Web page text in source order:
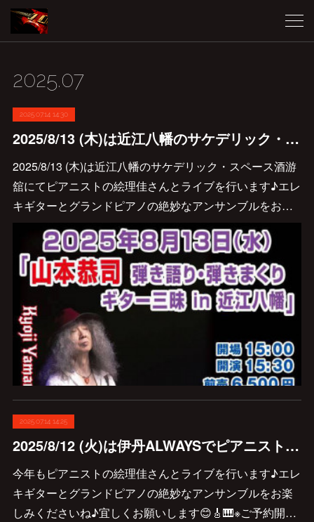
2025.07
2025.07.14 14:30
2025/8/13 (木)は近江八幡のサケデリック・スペース酒游舘にてピアニストの絵理佳さんとライブを行います♪
2025/8/13 (木)は近江八幡のサケデリック・スペース酒游
舘にてピアニストの絵理佳さんとライブを行います♪エレ
キギターとグランドピアノの絶妙なアンサンブルをお…
2025.07.14 14:25
2025/8/12 (火)は伊丹ALWAYSでピアニストの絵理佳さんとライブを行います♪
今年もピアニストの絵理佳さんとライブを行います♪エレ
キギターとグランドピアノの絶妙なアンサンブルをお楽
しみくださいね♪宜しくお願いします😊🎸🎹※ご予約開…